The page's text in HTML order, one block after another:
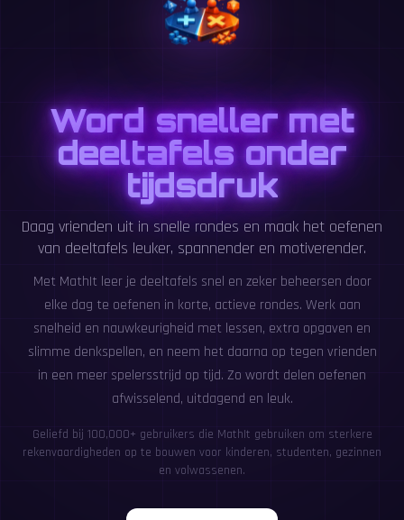
Word sneller met
deeltafels onder
tijdsdruk
Daag vrienden uit in snelle rondes en maak het oefenen
van deeltafels leuker, spannender en motiverender.
Met MathIt leer je deeltafels snel en zeker beheersen door
elke dag te oefenen in korte, actieve rondes. Werk aan
snelheid en nauwkeurigheid met lessen, extra opgaven en
slimme denkspellen, en neem het daarna op tegen vrienden
in een meer spelersstrijd op tijd. Zo wordt delen oefenen
afwisselend, uitdagend en leuk.
Geliefd bij 100,000+ gebruikers die MathIt gebruiken om sterkere
rekenvaardigheden op te bouwen voor kinderen, studenten, gezinnen
en volwassenen.